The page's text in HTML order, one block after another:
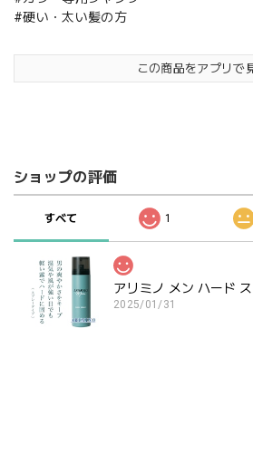
#硬い・太い髪の方
この商品をアプリで
ショップの評価
すべて 1
アリミノ メン ハード
2025/01/31